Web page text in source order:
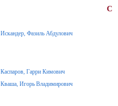
Искандер, Фазиль Абдулович
Каспаров, Гарри Кимович
Кваша, Игорь Владимирович
С